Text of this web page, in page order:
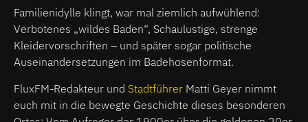
Familienidylle klingt, war mal ziemlich aufwühlend:
Verbotenes „wildes Baden“, Schaulustige, strenge
Kleidervorschriften – und später sogar politische
Auseinandersetzungen im Badehosenformat.
FluxFM-Redakteur und Stadtführer Matti Geyer nimmt
euch mit in die bewegte Geschichte dieses besonderen